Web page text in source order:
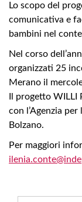
Lo scopo del
comunicativa e
bambini nel
Nel corso
organizzati 25
Merano il
Il progetto
con l’Agenzia
Bolzano.
Per maggiori